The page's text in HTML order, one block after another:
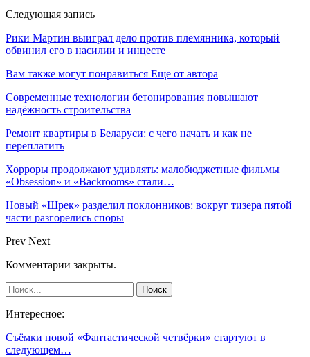
Следующая запись
Рики Мартин выиграл дело против племянника, который
обвинил его в насилии и инцесте
Вам также могут понравиться Еще от автора
Современные технологии бетонирования повышают
надёжность строительства
Ремонт квартиры в Беларуси: с чего начать и как не
переплатить
Хорроры продолжают удивлять: малобюджетные фильмы
«Obsession» и «Backrooms» стали…
Новый «Шрек» разделил поклонников: вокруг тизера пятой
части разгорелись споры
Prev Next
Комментарии закрыты.
Интересное:
Съёмки новой «Фантастической четвёрки» стартуют в
следующем…